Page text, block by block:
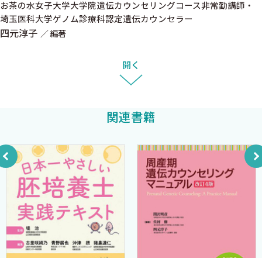
2018年2月吉日
E BRCA関連乳がんの臨床的特徴・病理的特徴 〈吉田玲子〉
F リスク低減乳房切除術（RRM）と乳房サーベイランス 〈中
3 Lynch症候群 〈原賀順子〉
4 PTEN過誤腫症候群 〈植野さやか〉
5 Peutz—Jeghers症候群 〈小林佑介〉
6 他の遺伝性婦人科腫瘍関連遺伝子（RAD51C，RAD51D，
PALB2，ATMなど） 〈植木有紗〉
COLUMN 国内外におけるPGT—Mの現状と課題 〈佐々木愛
お茶の水女子大学大学院遺伝カウンセリングコース非常勤講師・
埼玉医科大学ゲノム診療科認定遺伝カウンセラー
四元淳子 編著
開く
関連書籍